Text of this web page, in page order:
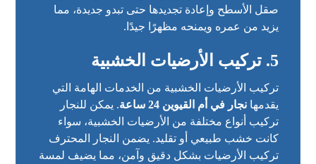
صقل الأسطح وإعادة تجديدها حتى تبدو جديدة، مما
يزيد من عمره ويمنحه مظهرًا جيدًا.
5. تركيب الأرضيات الخشبية
تركيب الأرضيات الخشبية من الخدمات الهامة التي
يقدمهانجار في أم القيوين 24 ساعة
. يمكن للنجار
تركيب أنواع مختلفة من الأرضيات الخشبية، سواء
كانت خشب طبيعي أو تقليد. يضمن النجار المحترف
تركيب الأرضيات بشكل دقيق وآمن، مما يضيف لمسة